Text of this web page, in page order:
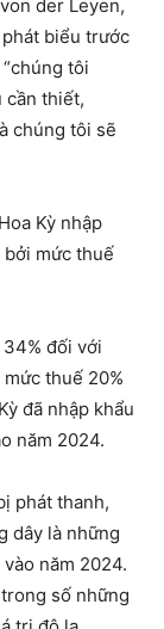
der Leyen,
biểu trước
tôi
cần thiết,
chúng tôi sẽ
Kỳ nhập
bởi mức thuế
đối với
thuế 20%
đã nhập khẩu
năm 2024.
phát thanh,
dây là những
năm 2024.
số những